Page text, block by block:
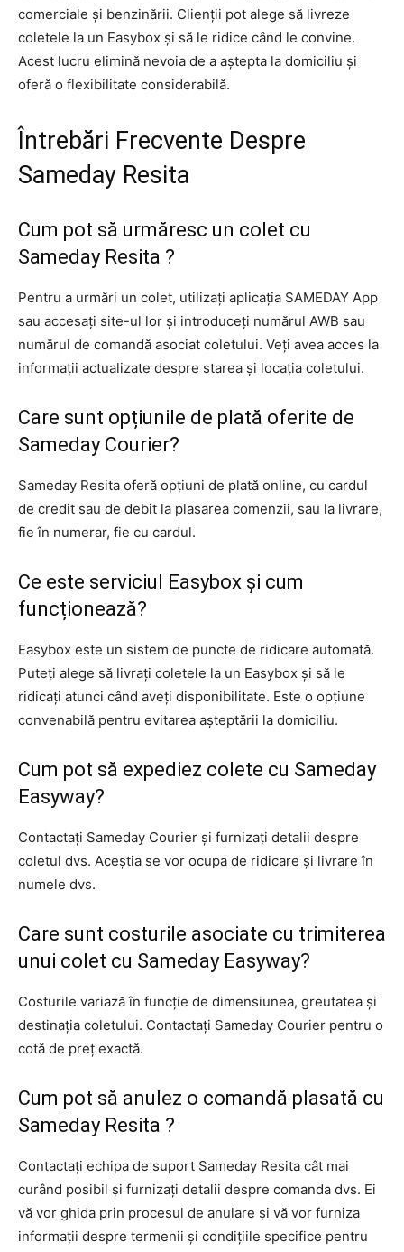
comerciale și benzinării. Clienții pot alege să livreze
coletele la un Easybox și să le ridice când le convine.
Acest lucru elimină nevoia de a aștepta la domiciliu și
oferă o flexibilitate considerabilă.
Întrebări Frecvente Despre
Sameday Resita
Cum pot să urmăresc un colet cu
Sameday Resita ?
Pentru a urmări un colet, utilizați aplicația SAMEDAY App
sau accesați site-ul lor și introduceți numărul AWB sau
numărul de comandă asociat coletului. Veți avea acces la
informații actualizate despre starea și locația coletului.
Care sunt opțiunile de plată oferite de
Sameday Courier?
Sameday Resita oferă opțiuni de plată online, cu cardul
de credit sau de debit la plasarea comenzii, sau la livrare,
fie în numerar, fie cu cardul.
Ce este serviciul Easybox și cum
funcționează?
Easybox este un sistem de puncte de ridicare automată.
Puteți alege să livrați coletele la un Easybox și să le
ridicați atunci când aveți disponibilitate. Este o opțiune
convenabilă pentru evitarea așteptării la domiciliu.
Cum pot să expediez colete cu Sameday
Easyway?
Contactați Sameday Courier și furnizați detalii despre
coletul dvs. Aceștia se vor ocupa de ridicare și livrare în
numele dvs.
Care sunt costurile asociate cu trimiterea
unui colet cu Sameday Easyway?
Costurile variază în funcție de dimensiunea, greutatea și
destinația coletului. Contactați Sameday Courier pentru o
cotă de preț exactă.
Cum pot să anulez o comandă plasată cu
Sameday Resita ?
Contactați echipa de suport Sameday Resita cât mai
curând posibil și furnizați detalii despre comanda dvs. Ei
vă vor ghida prin procesul de anulare și vă vor furniza
informații despre termenii și condițiile specifice pentru